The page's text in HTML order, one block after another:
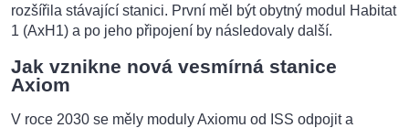
rozšířila stávající stanici. První měl být obytný modul Habitat
1 (AxH1) a po jeho připojení by následovaly další.
Jak vznikne nová vesmírná stanice
Axiom
V roce 2030 se měly moduly Axiomu od ISS odpojit a